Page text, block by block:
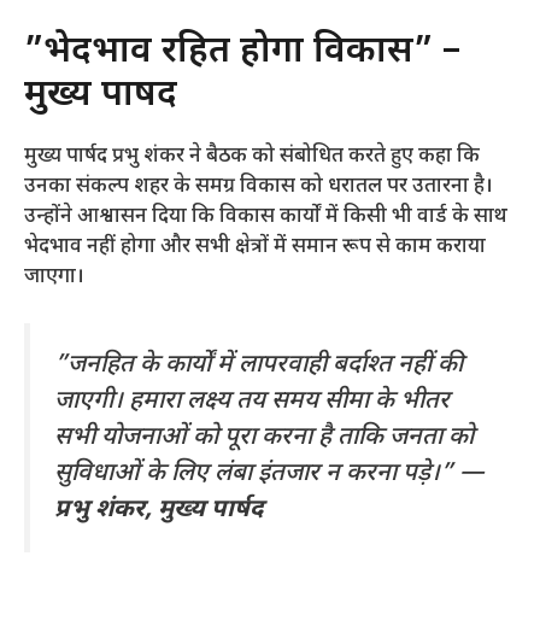
​”भेदभाव रहित होगा विकास” –
मुख्य पार्षद
​मुख्य पार्षद प्रभु शंकर ने बैठक को संबोधित करते हुए कहा कि
उनका संकल्प शहर के समग्र विकास को धरातल पर उतारना है।
उन्होंने आश्वासन दिया कि विकास कार्यों में किसी भी वार्ड के साथ
भेदभाव नहीं होगा और सभी क्षेत्रों में समान रूप से काम कराया
जाएगा।
​”जनहित के कार्यों में लापरवाही बर्दाश्त नहीं की
जाएगी। हमारा लक्ष्य तय समय सीमा के भीतर
सभी योजनाओं को पूरा करना है ताकि जनता को
सुविधाओं के लिए लंबा इंतजार न करना पड़े।” —
प्रभु शंकर, मुख्य पार्षद